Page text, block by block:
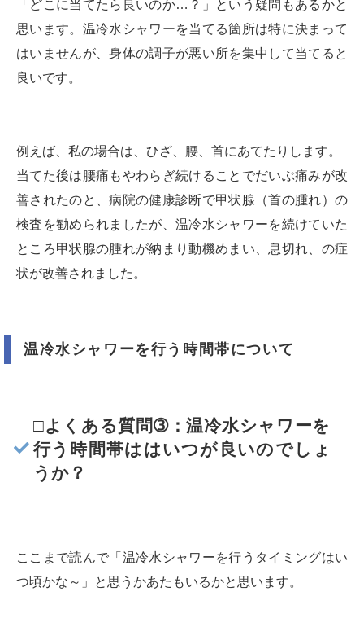
「どこに当てたら良いのか…？」という疑問もあるかと
思います。温冷水シャワーを当てる箇所は特に決まって
はいませんが、身体の調子が悪い所を集中して当てると
良いです。
例えば、私の場合は、ひざ、腰、首にあてたりします。
当てた後は腰痛もやわらぎ続けることでだいぶ痛みが改
善されたのと、病院の健康診断で甲状腺（首の腫れ）の
検査を勧められましたが、温冷水シャワーを続けていた
ところ甲状腺の腫れが納まり動機めまい、息切れ、の症
状が改善されました。
温冷水シャワーを行う時間帯について
□よくある質問➂：温冷水シャワーを
行う時間帯ははいつが良いのでしょ
うか？
ここまで読んで「温冷水シャワーを行うタイミングはい
つ頃かな～」と思うかあたもいるかと思います。